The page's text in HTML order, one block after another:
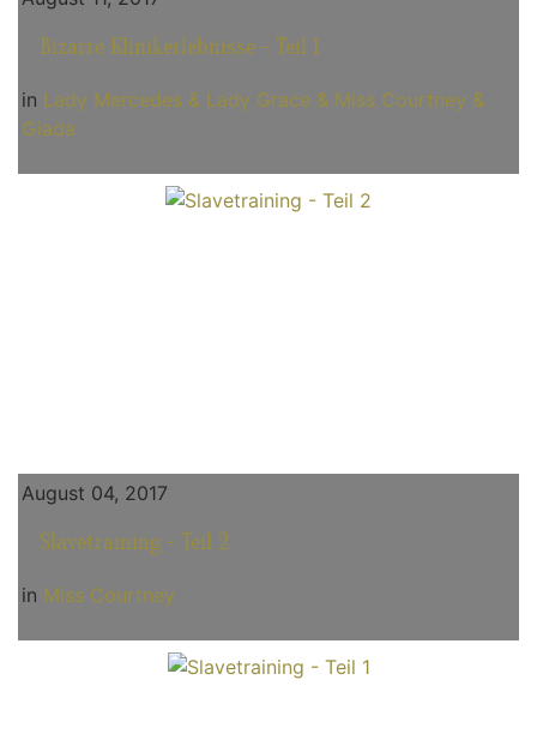
Bizarre Klinikerlebnisse - Teil 1
in Lady Mercedes & Lady Grace & Miss Courtney &
Giada
August 04, 2017
Slavetraining - Teil 2
in Miss Courtney